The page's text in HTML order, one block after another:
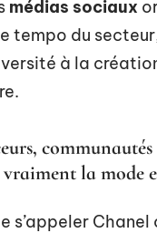
médias sociaux
tempo du
à la
la mode
s’appeler